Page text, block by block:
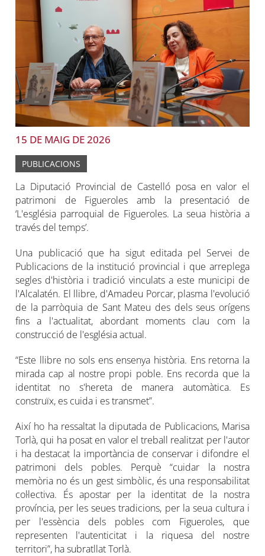
15 DE MAIG DE 2026
PUBLICACIONS
La Diputació Provincial de Castelló posa en valor el
patrimoni de Figueroles amb la presentació de
‘L'església parroquial de Figueroles. La seua història a
través del temps’.
Una publicació que ha sigut editada pel Servei de
Publicacions de la institució provincial i que arreplega
segles d'història i tradició vinculats a este municipi de
l'Alcalatén. El llibre, d'Amadeu Porcar, plasma l'evolució
de la parròquia de Sant Mateu des dels seus orígens
fins a l'actualitat, abordant moments clau com la
construcció de l'església actual.
“Este llibre no sols ens ensenya història. Ens retorna la
mirada cap al nostre propi poble. Ens recorda que la
identitat no s'hereta de manera automàtica. Es
construïx, es cuida i es transmet”.
Així ho ha ressaltat la diputada de Publicacions, Marisa
Torlà, qui ha posat en valor el treball realitzat per l'autor
i ha destacat la importància de conservar i difondre el
patrimoni dels pobles. Perquè “cuidar la nostra
memòria no és un gest simbòlic, és una responsabilitat
col·lectiva. És apostar per la identitat de la nostra
província, per les seues tradicions, per la seua cultura i
per l'essència dels pobles com Figueroles, que
representen l'autenticitat i la riquesa del nostre
territori”, ha subratllat Torlà.